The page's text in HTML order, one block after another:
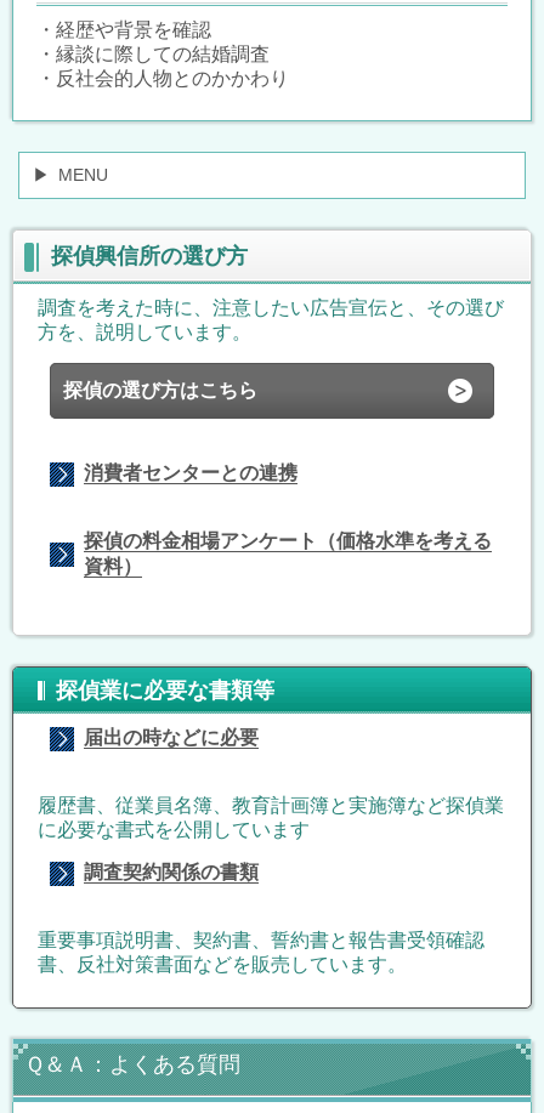
・経歴や背景を確認
・縁談に際しての結婚調査
・反社会的人物とのかかわり
MENU
探偵興信所の選び方
調査を考えた時に、注意したい広告宣伝と、その選び
方を、説明しています。
探偵の選び方はこちら
消費者センターとの連携
探偵の料金相場アンケート（価格水準を考える
資料）
探偵業に必要な書類等
届出の時などに必要
履歴書、従業員名簿、教育計画簿と実施簿など探偵業
に必要な書式を公開しています
調査契約関係の書類
重要事項説明書、契約書、誓約書と報告書受領確認
書、反社対策書面などを販売しています。
Ｑ＆Ａ：よくある質問